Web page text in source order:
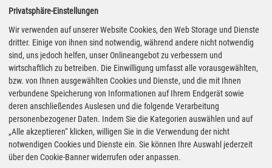
2.029€
vor 56 Minuten
Mühlhäuser Straße 110, 99817 Eisenach
ganztägig geöffnet
Entfernung: ca. 13.9 km* Route planen
2.069€
vor 1 Minuten
ARAL
Clemensstraße 19, 99817 Eisenach
ganztägig geöffnet
Entfernung: ca. 12.6 km* Route planen
2.089€
gestern 18:50 Uhr
ARAL
An Der Karlskuppe 1, 99817 Eisenach
geöffnet bis 22:00 Uhr
Privatsphäre-Einstellungen
Wir verwenden auf unserer Website Cookies, den Web Storage und Dienste
dritter. Einige von ihnen sind notwendig, während andere nicht notwendig
sind, uns jedoch helfen, unser Onlineangebot zu verbessern und
wirtschaftlich zu betreiben. Die Einwilligung umfasst alle vorausgewählten,
bzw. von Ihnen ausgewählten Cookies und Dienste, und die mit Ihnen
verbundene Speicherung von Informationen auf Ihrem Endgerät sowie
deren anschließendes Auslesen und die folgende Verarbeitung
personenbezogener Daten. Indem Sie die Kategorien auswählen und auf
„Alle akzeptieren“ klicken, willigen Sie in die Verwendung der nicht
notwendigen Cookies und Dienste ein. Sie können Ihre Auswahl jederzeit
über den Cookie-Banner widerrufen oder anpassen.